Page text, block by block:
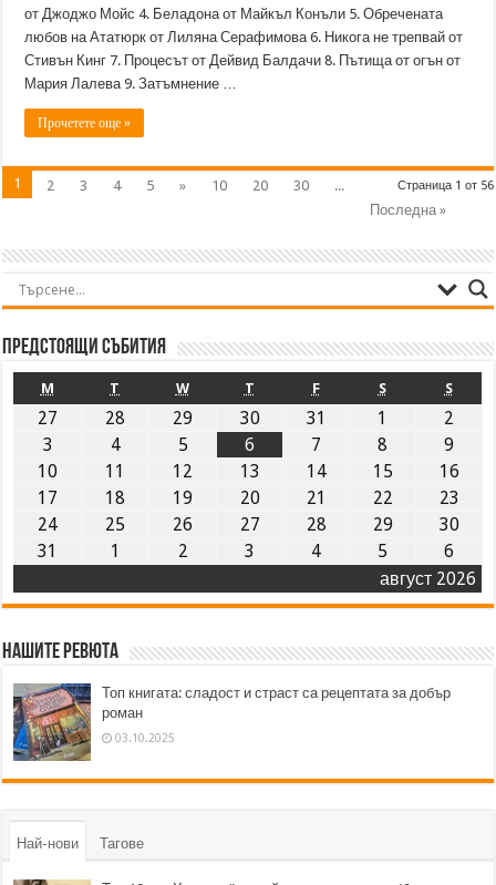
от Джоджо Мойс 4. Беладона от Майкъл Конъли 5. Обречената
любов на Ататюрк от Лиляна Серафимова 6. Никога не трепвай от
Стивън Кинг 7. Процесът от Дейвид Балдачи 8. Пътища от огън от
Мария Лалева 9. Затъмнение …
Прочетете още »
Страница 1 от 56
1 2 3 4 5 » 10 20 30
...
Последна »
Предстоящи събития
август 2026
M T W T F S S
27 28 29 30 31 1
2
3
4 5 6 7 8
9
10
11 12 13 14 15
16
17
18 19 20 21 22
23
24
25 26 27 28 29
30
31
1 2 3 4 5 6
Нашите ревюта
Топ книгата: сладост и страст са рецептата за добър
роман
03.10.2025
Най-нови Тагове